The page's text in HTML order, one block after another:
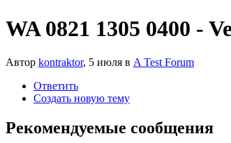
WA 0821 1305 0400 -
Автор kontraktor, 5 июля в A Test Forum
Ответить
Создать новую тему
Рекомендуемые сообщения